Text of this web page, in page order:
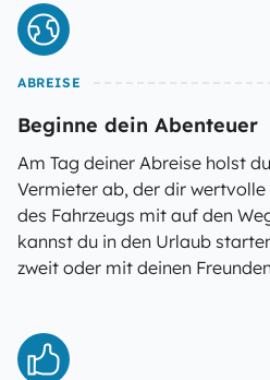
ABREISE
Beginne dein Abenteuer
Am Tag deiner Abreise holst
Vermieter ab, der dir
des Fahrzeugs mit auf den
kannst du in den Urlaub
zweit oder mit deinen